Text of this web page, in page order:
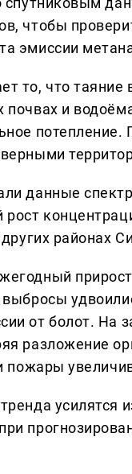
чтобы
эмиссии
то, что
почвах и
потепление.
данные
районах
от болот. На
разложение
пожары
усилятся